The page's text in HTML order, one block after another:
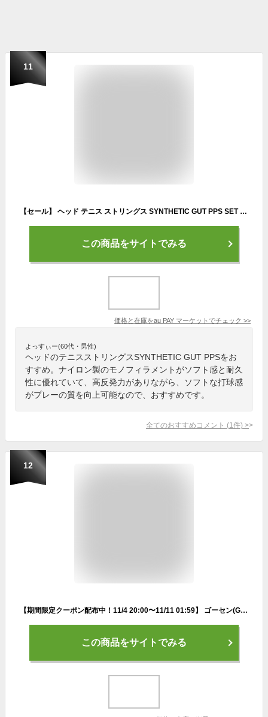
11
【セール】 ヘッド テニス ストリングス SYNTHETIC GUT PPS SET 281065 16 16 WH
この商品をサイトでみる
価格と在庫をau PAY マーケット でチェック >>
よっすぃー(60代・男性)
ヘッドのテニスストリングスSYNTHETIC GUT PPSをお
すすめ。ナイロン製のモノフィラメントがソフト感と耐久
性に優れていて、高反発力がありながら、ソフトな打球感
がプレーの質を向上可能なので、おすすめです。
全てのおすすめコメント (1 件) >
12
【期間限定クーポン配布中！11/4 20:00〜11/11 01:59】 ゴーセン(GOSEN) ナイロンモノ ウミシマAKプロ17 (1.22mm) (UMISHIMA AK PRO 17) TS708 硬式テニス ガット ストリング 【メール便可】 rkt
この商品をサイトでみる